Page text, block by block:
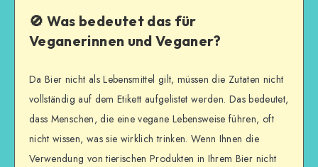
🚫 Was bedeutet das für
Veganerinnen und Veganer?
Da Bier nicht als Lebensmittel gilt, müssen die Zutaten nicht
vollständig auf dem Etikett aufgelistet werden. Das bedeutet,
dass Menschen, die eine vegane Lebensweise führen, oft
nicht wissen, was sie wirklich trinken. Wenn Ihnen die
Verwendung von tierischen Produkten in Ihrem Bier nicht